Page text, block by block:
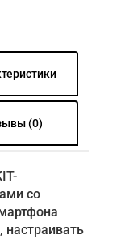
(0)
со
настраивать